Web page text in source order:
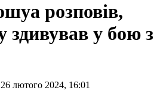
розповів,
у бою з
лютого 2024, 16:01